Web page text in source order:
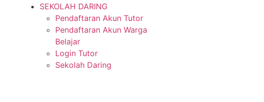
SEKOLAH DARING
Pendaftaran Akun Tutor
Pendaftaran Akun Warga
Belajar
Login Tutor
Sekolah Daring